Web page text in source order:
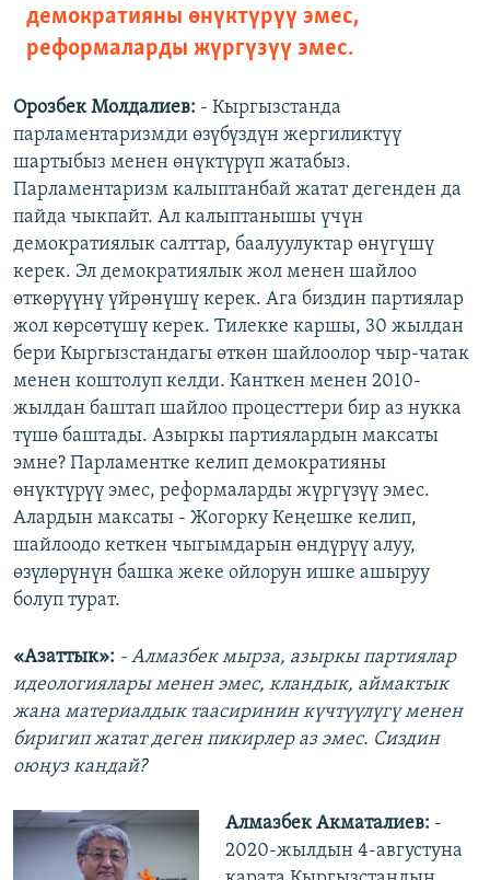
демократияны өнүктүрүү эмес,
реформаларды жүргүзүү эмес.
Орозбек Молдалиев: - Кыргызстанда
парламентаризмди өзүбүздүн жергиликтүү
шартыбыз менен өнүктүрүп жатабыз.
Парламентаризм калыптанбай жатат дегенден да
пайда чыкпайт. Ал калыптанышы үчүн
демократиялык салттар, баалуулуктар өнүгүшү
керек. Эл демократиялык жол менен шайлоо
өткөрүүнү үйрөнүшү керек. Ага биздин партиялар
жол көрсөтүшү керек. Тилекке каршы, 30 жылдан
бери Кыргызстандагы өткөн шайлоолор чыр-чатак
менен коштолуп келди. Канткен менен 2010-
жылдан баштап шайлоо процесттери бир аз нукка
түшө баштады. Азыркы партиялардын максаты
эмне? Парламентке келип демократияны
өнүктүрүү эмес, реформаларды жүргүзүү эмес.
Алардын максаты - Жогорку Кеңешке келип,
шайлоодо кеткен чыгымдарын өндүрүү алуу,
өзүлөрүнүн башка жеке ойлорун ишке ашыруу
болуп турат.
«Азаттык»: - Алмазбек мырза, азыркы партиялар
идеологиялары менен эмес, кландык, аймактык
жана материалдык таасиринин күчтүүлүгү менен
биригип жатат деген пикирлер аз эмес. Сиздин
оюңуз кандай?
Алмазбек Акматалиев: -
2020-жылдын 4-августуна